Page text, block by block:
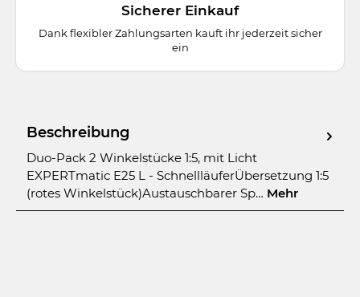
Sicherer Einkauf
Dank flexibler Zahlungsarten kauft ihr jederzeit sicher
ein
Beschreibung
Duo-Pack 2 Winkelstücke 1:5, mit Licht
EXPERTmatic E25 L - SchnellläuferÜbersetzung 1:5
(rotes Winkelstück)Austauschbarer Sp… Mehr